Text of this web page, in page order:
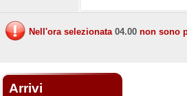
Nell'ora selezionata 04.00 non sono
Arrivi